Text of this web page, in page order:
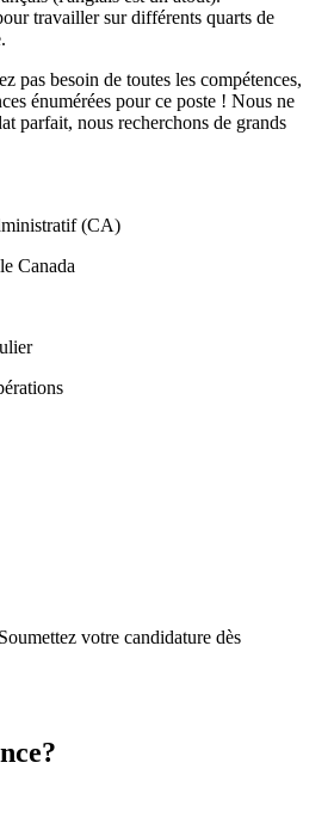
travailler sur différents quarts de
pas besoin de toutes les compétences,
énumérées pour ce poste ! Nous ne
parfait, nous recherchons de grands
(CA)
Canada
votre candidature dès